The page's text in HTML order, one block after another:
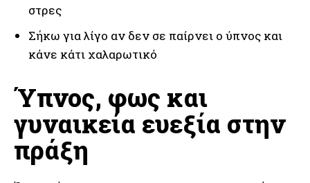
στρες
Σήκω για λίγο αν δεν σε παίρνει ο ύπνος και
κάνε κάτι χαλαρωτικό
Ύπνος, φως και
γυναικεία ευεξία στην
πράξη